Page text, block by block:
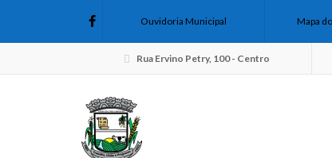
Ouvidoria Municipal Mapa
Rua Ervino Petry, 100 - Centro